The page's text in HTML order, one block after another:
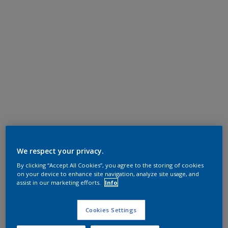
We respect your privacy.
By clicking “Accept All Cookies”, you agree to the storing of cookies
on your device to enhance site navigation, analyze site usage, and
assist in our marketing efforts.
Info
Cookies Settings